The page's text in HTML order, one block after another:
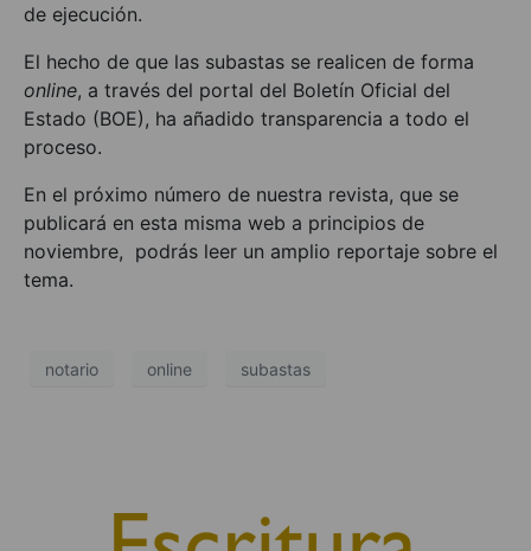
de ejecución.
El hecho de que las subastas se realicen de forma
online, a través del portal del Boletín Oficial del
Estado (BOE), ha añadido transparencia a todo el
proceso.
En el próximo número de nuestra revista, que se
publicará en esta misma web a principios de
noviembre, podrás leer un amplio reportaje sobre el
tema.
notario online subastas